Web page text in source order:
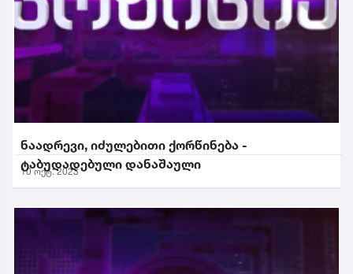
ნაადრევი, იძულებითი ქორწინება -
ტაბუდადებული დანაშაული
10 ოქტ. 2023